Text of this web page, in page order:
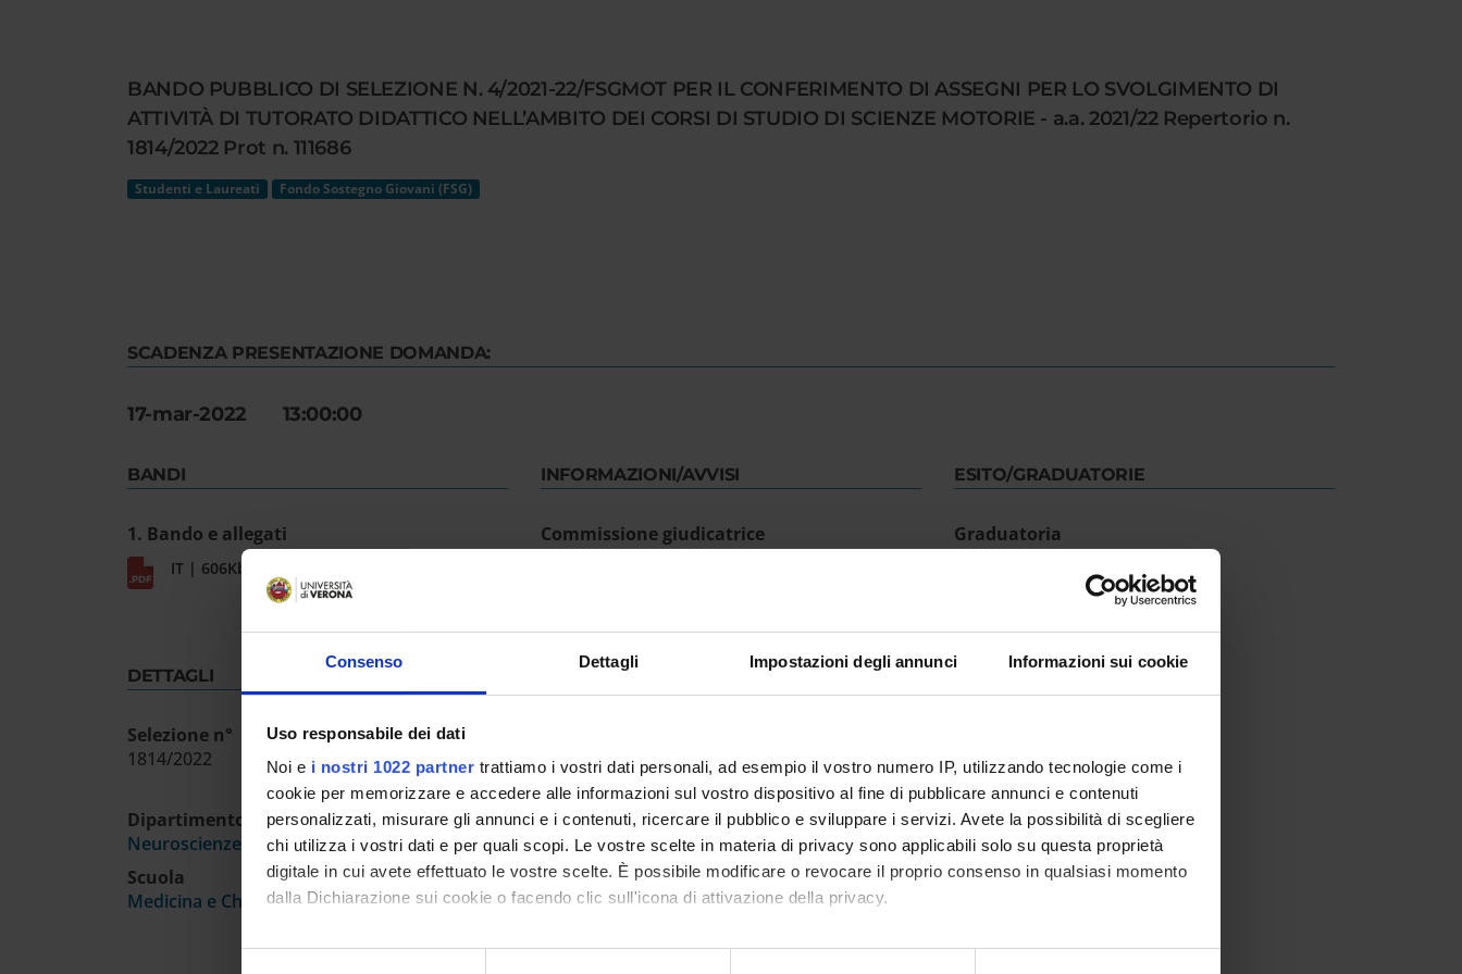
Consenso Dettagli Impostazioni degli annunci Informazioni sui cookie
Uso responsabile dei dati
Noi e i nostri 1022 partner trattiamo i vostri dati personali, ad esempio il vostro numero IP, utilizzando tecnologie come i
cookie per memorizzare e accedere alle informazioni sul vostro dispositivo al fine di pubblicare annunci e contenuti
personalizzati, misurare gli annunci e i contenuti, ricercare il pubblico e sviluppare i servizi. Avete la possibilità di scegliere
chi utilizza i vostri dati e per quali scopi. Le vostre scelte in materia di privacy sono applicabili solo su questa proprietà
digitale in cui avete effettuato le vostre scelte. È possibile modificare o revocare il proprio consenso in qualsiasi momento
dalla Dichiarazione sui cookie o facendo clic sull'icona di attivazione della privacy.
Con il tuo consenso, vorremmo anche:
BANDO PUBBLICO DI SELEZIONE N. 4/2021-22/FSGMOT PER IL CONFERIMENTO DI ASSEGNI PER LO SVOLGIMENTO DI
ATTIVITÀ DI TUTORATO DIDATTICO NELL’AMBITO DEI CORSI DI STUDIO DI SCIENZE MOTORIE - a.a. 2021/22 Repertorio n.
1814/2022 Prot n. 111686
Studenti e Laureati Fondo Sostegno Giovani (FSG)
SCADENZA PRESENTAZIONE DOMANDA:
17-mar-2022 13:00:00
BANDI
1. Bando e allegati
IT | 606Kb
DETTAGLI
Selezione n°
1814/2022
Dipartimento
Neuroscienze, Biomedicina e Movimento
Scuola
Medicina e Chirurgia
INFORMAZIONI/AVVISI
Commissione giudicatrice
ESITO/GRADUATORIE
Graduatoria